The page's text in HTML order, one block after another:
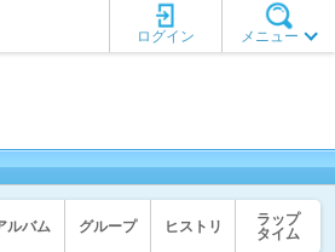
メニュー
ログイン
ルバム グループ ヒストリ
ラップ
タイム